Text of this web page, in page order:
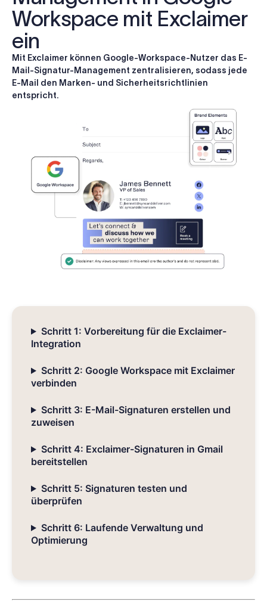
Workspace mit Exclaimer
ein
Mit Exclaimer können Google-Workspace-Nutzer das E-
Mail-Signatur-Management zentralisieren, sodass jede
E-Mail den Marken- und Sicherheitsrichtlinien
entspricht.
Schritt 1: Vorbereitung für die Exclaimer-
Integration
Schritt 2: Google Workspace mit Exclaimer
verbinden
Schritt 3: E-Mail-Signaturen erstellen und
zuweisen
Schritt 4: Exclaimer-Signaturen in Gmail
bereitstellen
Schritt 5: Signaturen testen und
überprüfen
Schritt 6: Laufende Verwaltung und
Optimierung